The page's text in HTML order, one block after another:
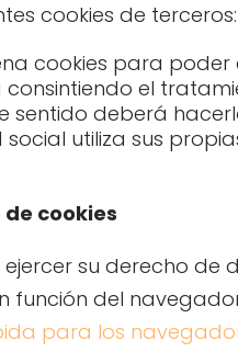
cookies de terceros:
cookies para
consintiendo el
sentido deberá
social utiliza sus
cookies
su derecho de
función del
para los